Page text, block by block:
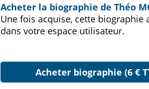
Acheter la biographie de Théo
Une fois acquise, cette biographie
dans votre espace utilisateur.
Acheter biographie (6 €